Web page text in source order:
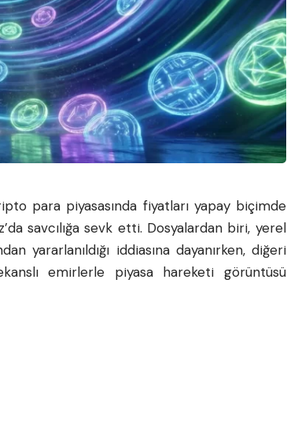
para piyasasında fiyatları yapay biçimde
savcılığa sevk etti. Dosyalardan biri, yerel
yararlanıldığı iddiasına dayanırken, diğeri
emirlerle piyasa hareketi görüntüsü